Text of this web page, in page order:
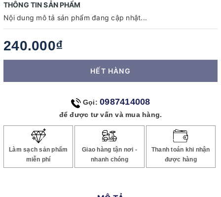
THÔNG TIN SẢN PHẨM
Nội dung mô tả sản phẩm đang cập nhật...
240.000₫
HẾT HÀNG
Gọi: 0987414008
để được tư vấn và mua hàng.
Làm sạch sản phẩm
miễn phí
Giao hàng tận nơi -
nhanh chóng
Thanh toán khi nhận
được hàng